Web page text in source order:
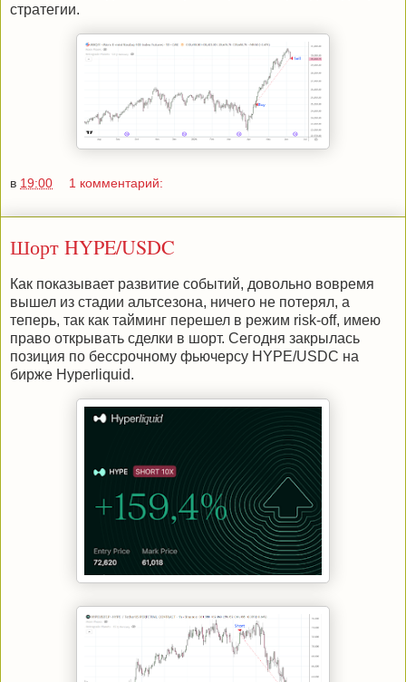
стратегии.
в 19:00 1 комментарий:
Шорт HYPE/USDC
Как показывает развитие событий, довольно вовремя
вышел из стадии альтсезона, ничего не потерял, а
теперь, так как тайминг перешел в режим risk-off, имею
право открывать сделки в шорт. Сегодня закрылась
позиция по бессрочному фьючерсу HYPE/USDC на
бирже Hyperliquid.